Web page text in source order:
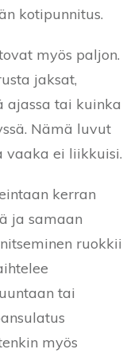
kotipunnitus.
myös paljon.
jaksat,
ajassa tai kuinka
Nämä luvut
vaaka ei liikkuisi.
kerran
ja samaan
ruokkii
tai
myös